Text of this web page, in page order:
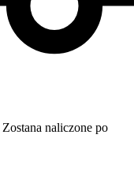
Zostana naliczone po